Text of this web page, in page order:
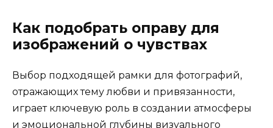
Как подобрать оправу для
изображений о чувствах
Выбор подходящей рамки для фотографий,
отражающих тему любви и привязанности,
играет ключевую роль в создании атмосферы
и эмоциональной глубины визуального